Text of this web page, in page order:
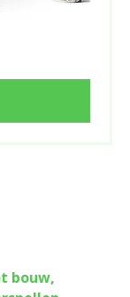
bouw,